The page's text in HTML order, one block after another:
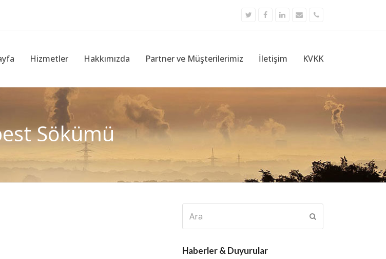
TwitterFacebookLinkedInEmailPhone
Hizmetler Hakkımızda Partner ve Müşterilerimiz İletişim KVKK
Sökümü
Haberler & Duyurular